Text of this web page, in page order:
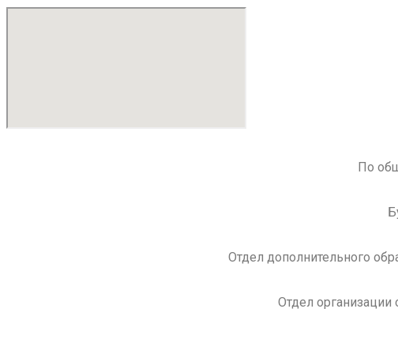
По
Отдел дополнительного
Отдел